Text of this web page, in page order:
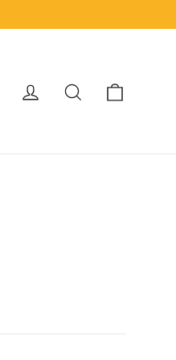
Se connecter
Rechercher